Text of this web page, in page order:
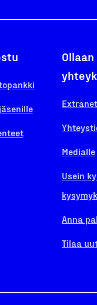
Ollaan
Medialle
Usein
Anna
Tilaa